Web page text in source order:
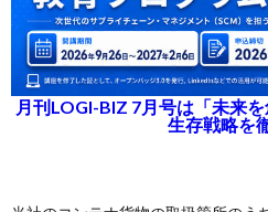
月刊LOGI-BIZ 7月号は「未来
生存戦略を